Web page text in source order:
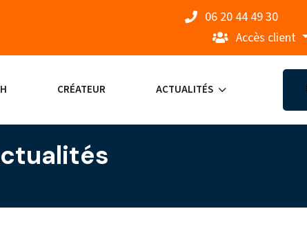
06 20 44 49 30
Accès client
CRÉATEUR ACTUALITÉS